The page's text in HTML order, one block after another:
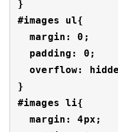
}
#images ul{
  margin: 0;
  overflow: hidden;
}
#images li{
  margin: 4px;